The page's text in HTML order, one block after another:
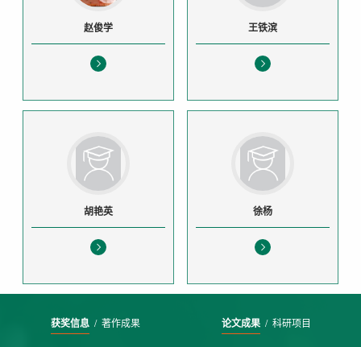
赵俊学 王铁滨
胡艳英 徐杨
获奖信息/ 著作成果 论文成果/ 科研项目